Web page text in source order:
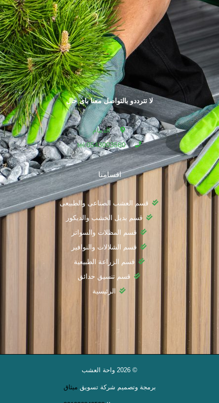
لا تترددو بالتواصل معنا باى حال
الدمام
tel:0543003560
اقسامنا
قسم العشب الصناعى والطبيعى
قسم بديل الخشب والديكور
قسم المظلات والسواتر
قسم الشلالات والنوافير
قسم الزراعة الطبيعية
قسم تنسيق حدائق
الرئيسية
© 2026 واحة العشب
برمجة وتصميمشركة تسويقميثاق